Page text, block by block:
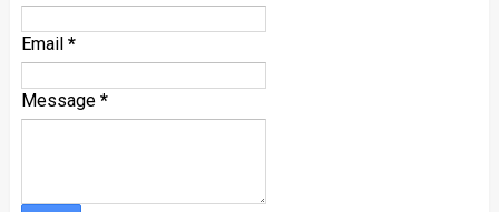
Email *
Message *